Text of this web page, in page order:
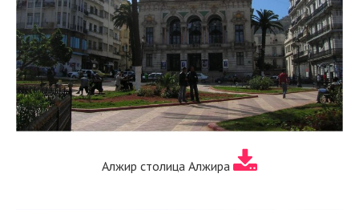
Алжир столица Алжира